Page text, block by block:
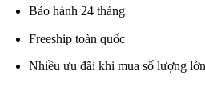
Bảo hành 24 tháng
Freeship toàn quốc
Nhiều ưu đãi khi mua số lượng lớn